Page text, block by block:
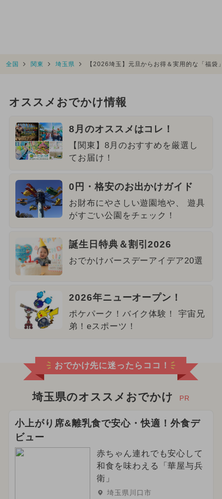
全国 関東 埼玉県 【2026埼玉】元旦からお得＆実用的な「福
オススメおでかけ情報
8月のオススメはコレ！
【関東】8月のおすすめを厳選し
てお届け！
0円・格安のお出かけガイド
お財布にやさしい遊園地や、 遊具
がすごい公園をチェック！
誕生日特典＆割引2026
おでかけバースデーアイデア20選
2026年ニューオープン！
ポケパーク！バイク体験！ 宇宙兄
弟！eスポーツ！
おでかけ先に迷ったらココ！
埼玉県のオススメおでかけ PR
小上がり席&離乳食で安心・快適！外食デ
ビュー
赤ちゃん連れでも安心して
和食を味わえる「華屋与兵
衛」
埼玉県川口市